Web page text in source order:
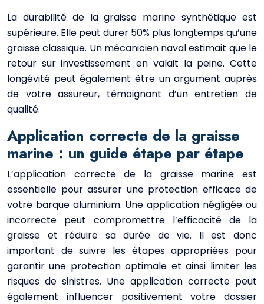
La durabilité de la graisse marine synthétique est
supérieure. Elle peut durer 50% plus longtemps qu’une
graisse classique. Un mécanicien naval estimait que le
retour sur investissement en valait la peine. Cette
longévité peut également être un argument auprès
de votre assureur, témoignant d’un entretien de
qualité.
Application correcte de la graisse
marine : un guide étape par étape
L’application correcte de la graisse marine est
essentielle pour assurer une protection efficace de
votre barque aluminium. Une application négligée ou
incorrecte peut compromettre l’efficacité de la
graisse et réduire sa durée de vie. Il est donc
important de suivre les étapes appropriées pour
garantir une protection optimale et ainsi limiter les
risques de sinistres. Une application correcte peut
également influencer positivement votre dossier